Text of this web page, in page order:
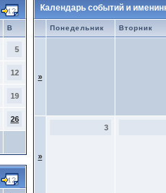
В
5
12
19
26
Календарь событий и
Понедельник Вторник
»
»
3